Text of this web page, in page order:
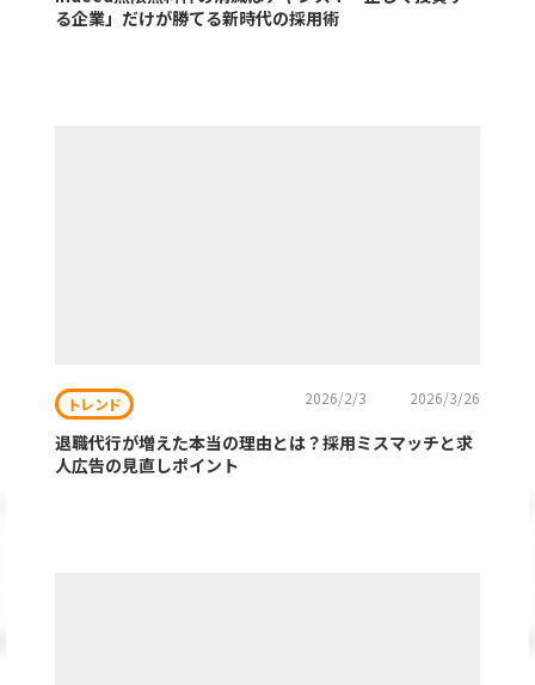
る企業」だけが勝てる新時代の採用術
トレンド 2026/2/3 2026/3/26
退職代行が増えた本当の理由とは？採用ミスマッチと求
人広告の見直しポイント